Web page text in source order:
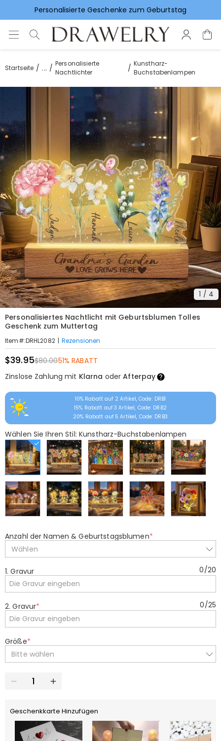
Vorlieben für Hochzeitsgeschenke
Startseite ...
Personalisierte
Nachtlichter
Kunstharz-
Buchstabenlampen
1 / 4
Personalisiertes Nachtlicht mit Geburtsblumen Tolles
Geschenk zum Muttertag
Item#:DRHL2082 | Rezensionen
$39.95$80.0051% RABATT
Zinslose Zahlung mit Klarna oderAfterpay
10% Rabatt auf 2 Artikel, Code: DRB1
15% Rabatt auf 3 Artikel, Code: DRB2
20% Rabatt auf 5 Artikel, Code: DRB3
Wählen Sie Ihren Stil: Kunstharz-Buchstabenlampen
Anzahl der Namen & Geburtstagsblumen*
Wählen
1. Gravur 0/20
2. Gravur* 0/25
Größe*
Bitte wählen
Geschenkkarte Hinzufügen